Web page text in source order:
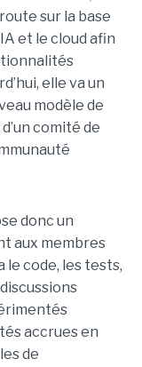
sur la base
et le cloud afin
elle va un
modèle de
comité de
donc un
aux membres
le code, les tests,
accrues en
de